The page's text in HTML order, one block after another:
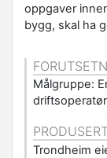
oppgaver
bygg, skal ha
Målgruppe:
Trondheim